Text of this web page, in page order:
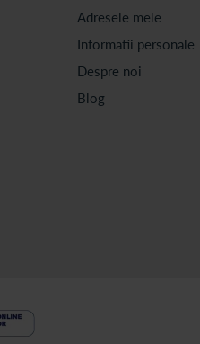
Adresele mele
Informatii personale
Despre noi
Blog